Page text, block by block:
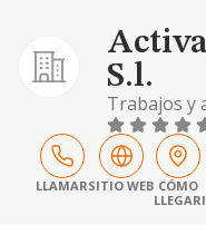
S.l.
Trabajos y
instalacion
obra de
seguridad
y
inmobiliar
LLAMARSITIO WEB CÓMO
LLEGAR